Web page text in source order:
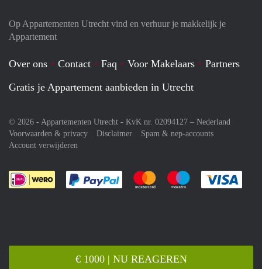
€ 1000 | NU REAGEREN
Op Appartementen Utrecht vind en verhuur je makkelijk je
Appartement
Over ons Contact Faq Voor Makelaars
Partners
Gratis je Appartement aanbieden in Utrecht
© 2026 - Appartementen Utrecht - KvK nr. 02094127 – Nederland
Voorwaarden & privacy
Disclaimer
Spam & nep-accounts
Account verwijderen
Je rekent gemakkelijk af met Paypal
Je rekent gemakkelijk af met
Je rekent